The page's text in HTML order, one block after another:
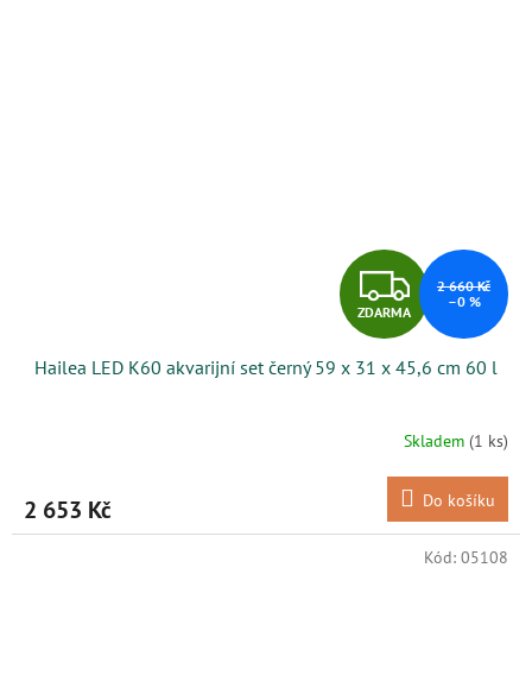
Z
D
A
R
M
A
ZDARMA
2 660 Kč
–0 %
Hailea LED K60 akvarijní set černý 59 x 31 x 45,6 cm 60 l
Skladem (1 ks)
2 653 Kč Do košíku
Kód: 05108